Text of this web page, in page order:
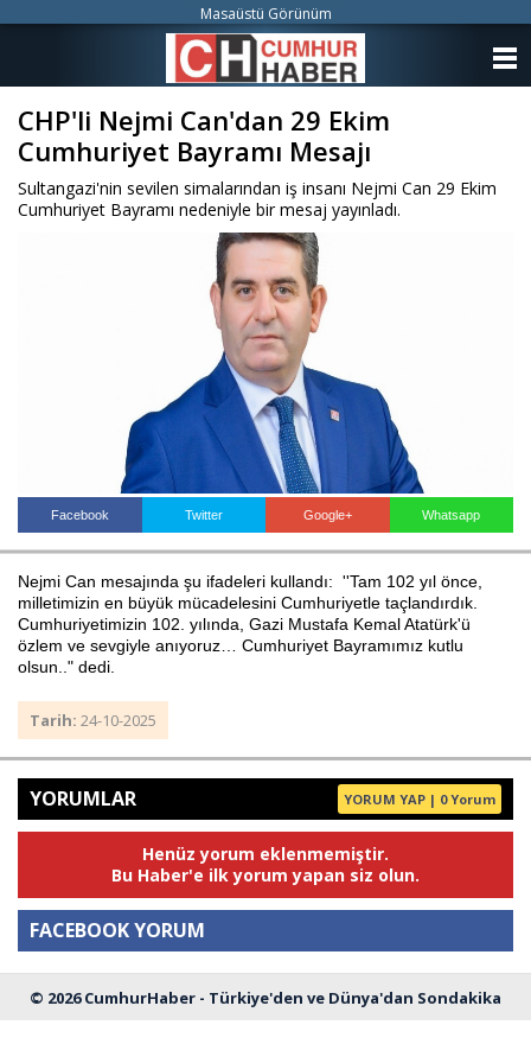
CHP'li Nejmi Can'dan 29 Ekim
Cumhuriyet Bayramı Mesajı
Sultangazi'nin sevilen simalarından iş insanı Nejmi Can 29 Ekim
Cumhuriyet Bayramı nedeniyle bir mesaj yayınladı.
Facebook Twitter Google+ Whatsapp
Nejmi Can mesajında şu ifadeleri kullandı: ''Tam 102 yıl önce,
milletimizin en büyük mücadelesini Cumhuriyetle taçlandırdık.
Cumhuriyetimizin 102. yılında, Gazi Mustafa Kemal Atatürk'ü
özlem ve sevgiyle anıyoruz… Cumhuriyet Bayramımız kutlu
olsun.." dedi.
Tarih: 24-10-2025
YORUMLAR YORUM YAP | 0 Yorum
Henüz yorum eklenmemiştir.
Bu Haber'e ilk yorum yapan siz olun.
FACEBOOK YORUM
Yorum
Masaüstü Görünüm
© 2026 CumhurHaber - Türkiye'den ve Dünya'dan Sondakika
KATEGORİLER
YAZARLAR
KÜNYE
İLETİŞİM
Haberin Doğru Adresi.